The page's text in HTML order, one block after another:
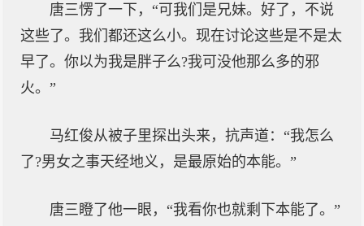
唐三愣了一下，“可我们是兄妹。好了，不说
这些了。我们都还这么小。现在讨论这些是不是太
早了。你以为我是胖子么?我可没他那么多的邪
火。”
马红俊从被子里探出头来，抗声道：“我怎么
了?男女之事天经地义，是最原始的本能。”
唐三瞪了他一眼，“我看你也就剩下本能了。”